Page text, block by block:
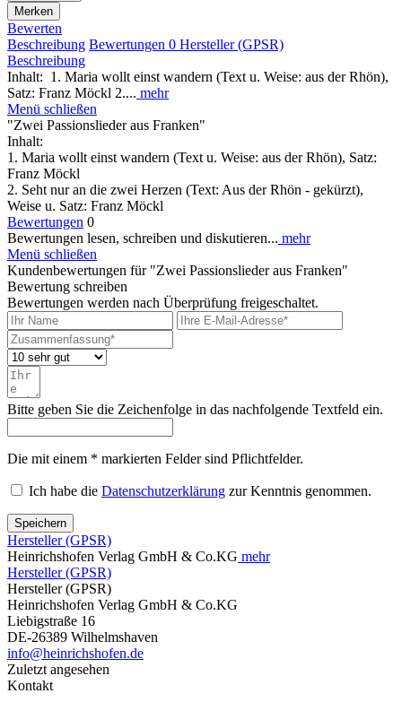
Merken
Bewerten
Beschreibung Bewertungen 0 Hersteller (GPSR)
Beschreibung
Inhalt: 1. Maria wollt einst wandern (Text u. Weise: aus der Rhön),
Satz: Franz Möckl 2.... mehr
Menü schließen
"Zwei Passionslieder aus Franken"
Inhalt:
1. Maria wollt einst wandern (Text u. Weise: aus der Rhön), Satz:
Franz Möckl
2. Seht nur an die zwei Herzen (Text: Aus der Rhön - gekürzt),
Weise u. Satz: Franz Möckl
Bewertungen 0
Bewertungen lesen, schreiben und diskutieren... mehr
Menü schließen
Kundenbewertungen für "Zwei Passionslieder aus Franken"
Bewertung schreiben
Bewertungen werden nach Überprüfung freigeschaltet.
Bitte geben Sie die Zeichenfolge in das nachfolgende Textfeld ein.
Die mit einem * markierten Felder sind Pflichtfelder.
Ich habe die Datenschutzerklärung zur Kenntnis genommen.
Speichern
Hersteller (GPSR)
Heinrichshofen Verlag GmbH & Co.KG mehr
Hersteller (GPSR)
Hersteller (GPSR)
Heinrichshofen Verlag GmbH & Co.KG
Liebigstraße 16
DE-26389 Wilhelmshaven
info@heinrichshofen.de
Zuletzt angesehen
Kontakt